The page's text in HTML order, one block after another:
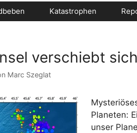
Katastrophen
verschiebt sich
Marc Szeglat
Planeten:
unser